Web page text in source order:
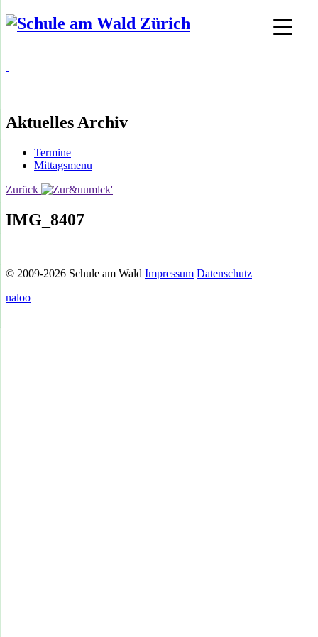
Aktuelles Archiv
Termine
Mittagsmenu
Zurück
IMG_8407
© 2009-2026 Schule am Wald Impressum Datenschutz
naloo